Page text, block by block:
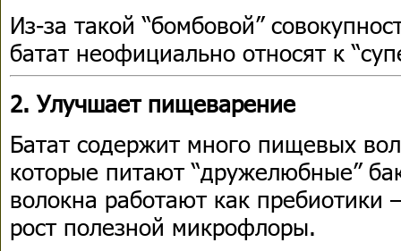
Из-за такой “бомбовой”
батат неофициально относят к
2. Улучшает пищеварение
Батат содержит много пищевых
которые питают “дружелюбные”
волокна работают как пребиотики
рост полезной микрофлоры.